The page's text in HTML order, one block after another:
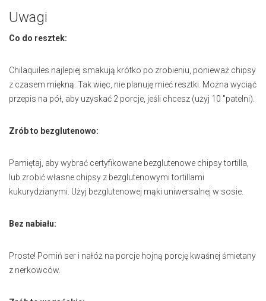
Uwagi
Co do resztek:
Chilaquiles najlepiej smakują krótko po zrobieniu, ponieważ chipsy
z czasem miękną. Tak więc, nie planuję mieć resztki. Można wyciąć
przepis na pół, aby uzyskać 2 porcje, jeśli chcesz (użyj 10 "patelni).
Zrób to bezglutenowo:
Pamiętaj, aby wybrać certyfikowane bezglutenowe chipsy tortilla,
lub zrobić własne chipsy z bezglutenowymi tortillami
kukurydzianymi. Użyj bezglutenowej mąki uniwersalnej w sosie.
Bez nabiału:
Proste! Pomiń ser i nałóż na porcje hojną porcję kwaśnej śmietany
z nerkowców.